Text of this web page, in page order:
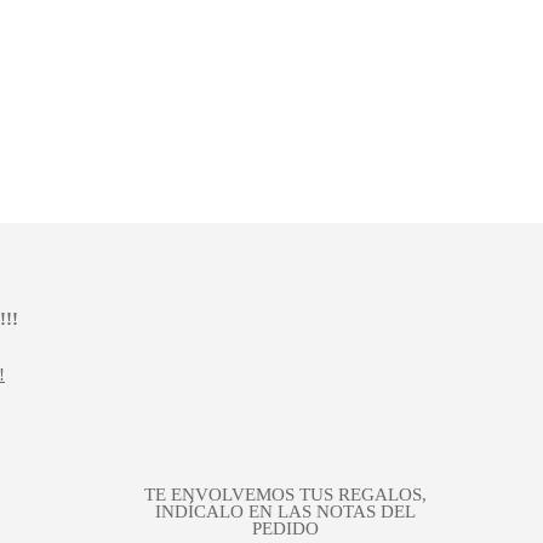
TE ENVOLVEMOS TUS REGALOS,
INDÍCALO EN LAS NOTAS DEL
PEDIDO